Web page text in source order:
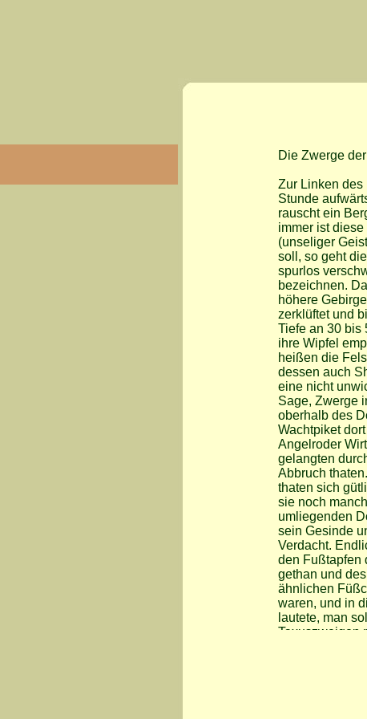
Die Zwerge
Zur Linken
Stunde
rauscht ein
immer ist
(unseliger
soll, so geht
spurlos
bezeichnen.
höhere
zerklüftet und
Tiefe an 30 bis
ihre Wipfel
heißen die
dessen auch
eine nicht
Sage, Zwerge
oberhalb des
Wachtpiket
Angelroder
gelangten
Abbruch
thaten sich
sie noch
umliegenden
sein Gesinde
Verdacht.
den Fußtapfen
gethan und
ähnlichen
waren, und in
lautete, man
Taxuszweigen
man am
sie letztere
nächsten